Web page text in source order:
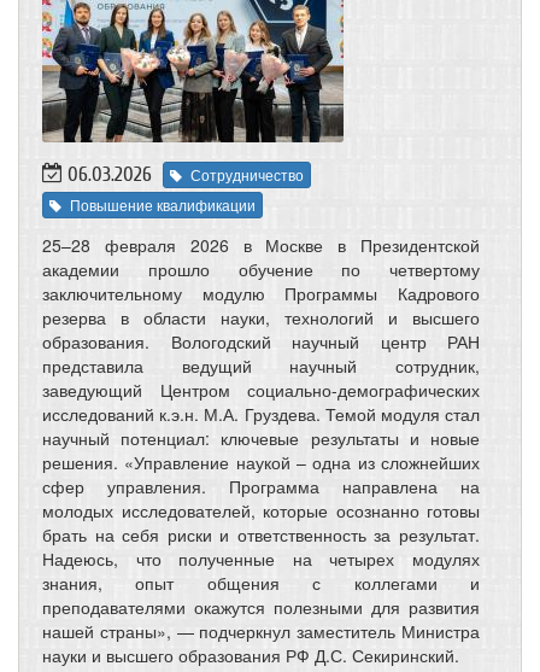
06.03.2026
Сотрудничество
Повышение квалификации
25–28 февраля 2026 в Москве в Президентской
академии прошло обучение по четвертому
заключительному модулю Программы Кадрового
резерва в области науки, технологий и высшего
образования. Вологодский научный центр РАН
представила ведущий научный сотрудник,
заведующий Центром социально-демографических
исследований к.э.н. М.А. Груздева. Темой модуля стал
научный потенциал: ключевые результаты и новые
решения. «Управление наукой – одна из сложнейших
сфер управления. Программа направлена на
молодых исследователей, которые осознанно готовы
брать на себя риски и ответственность за результат.
Надеюсь, что полученные на четырех модулях
знания, опыт общения с коллегами и
преподавателями окажутся полезными для развития
нашей страны», — подчеркнул заместитель Министра
науки и высшего образования РФ Д.С. Секиринский.